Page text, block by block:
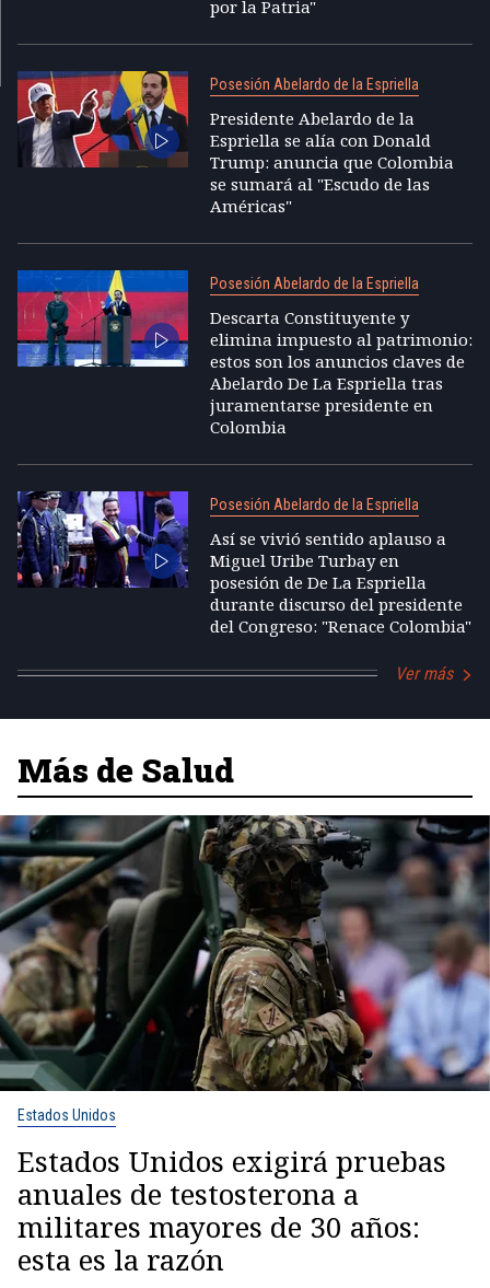
por la Patria"
Posesión Abelardo de la Espriella
Presidente Abelardo de la
Espriella se alía con Donald
Trump: anuncia que Colombia
se sumará al "Escudo de las
Américas"
Posesión Abelardo de la Espriella
Descarta Constituyente y
elimina impuesto al patrimonio:
estos son los anuncios claves de
Abelardo De La Espriella tras
juramentarse presidente en
Colombia
Posesión Abelardo de la Espriella
Así se vivió sentido aplauso a
Miguel Uribe Turbay en
posesión de De La Espriella
durante discurso del presidente
del Congreso: "Renace Colombia"
Ver más
Más de Salud
Estados Unidos
Estados Unidos exigirá pruebas
anuales de testosterona a
militares mayores de 30 años:
esta es la razón